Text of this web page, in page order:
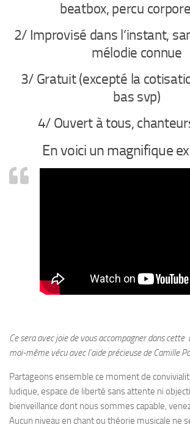
beatbox, percu
2/ Improvisé dans l’instant,
mélodie connue
3/ Gratuit (excepté la
bas svp)
4/ Ouvert à tous,
En voici un magnifique
Ce sera avec joie de vous accompagner dans cette
moi-même vécu avec l’aide précieuse de Camille
Partageons ensemble ce moment de
ludique, espace de liberté sans attente ni
bienveillance dont nous sommes capable,
Aucun niveau en chant ou théorie musicale ne